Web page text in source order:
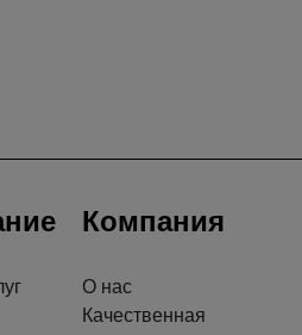
Компания
О нас
Качественная